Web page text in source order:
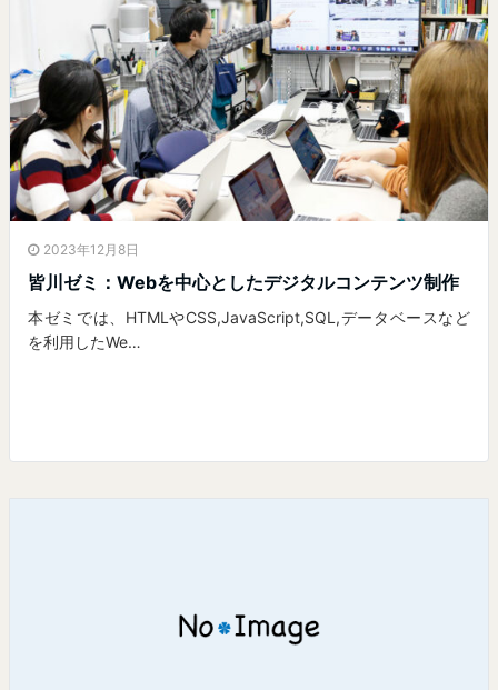
2023年12月8日
皆川ゼミ：Webを中心としたデジタルコンテンツ制作
本ゼミでは、HTMLやCSS,JavaScript,SQL,データベースなど
を利用したWe…